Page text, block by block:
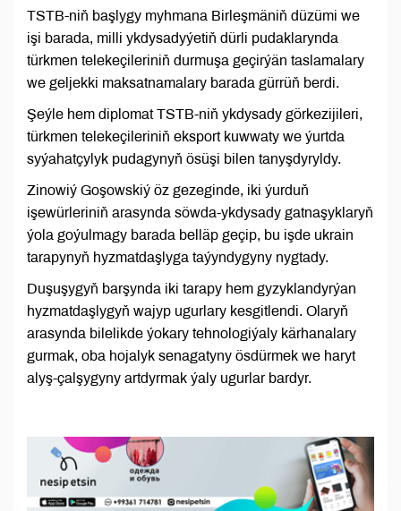
TSTB-niň başlygy myhmana Birleşmäniň düzümi we
işi barada, milli ykdysadyýetiň dürli pudaklarynda
türkmen telekeçileriniň durmuşa geçirýän taslamalary
we geljekki maksatnamalary barada gürrüň berdi.
Şeýle hem diplomat TSTB-niň ykdysady görkezijileri,
türkmen telekeçileriniň eksport kuwwaty we ýurtda
syýahatçylyk pudagynyň ösüşi bilen tanyşdyryldy.
Zinowiý Goşowskiý öz gezeginde, iki ýurduň
işewürleriniň arasynda söwda-ykdysady gatnaşyklaryň
ýola goýulmagy barada belläp geçip, bu işde ukrain
tarapynyň hyzmatdaşlyga taýyndygyny nygtady.
Duşuşygyň barşynda iki tarapy hem gyzyklandyrýan
hyzmatdaşlygyň wajyp ugurlary kesgitlendi. Olaryň
arasynda bilelikde ýokary tehnologiýaly kärhanalary
gurmak, oba hojalyk senagatyny ösdürmek we haryt
alyş-çalşygyny artdyrmak ýaly ugurlar bardyr.